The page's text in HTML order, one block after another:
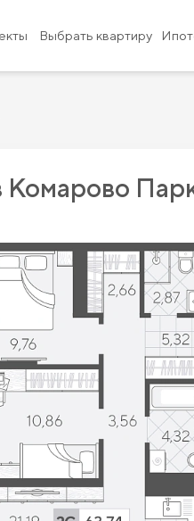
Выбрать квартиру
Комарово
63.74 м 28